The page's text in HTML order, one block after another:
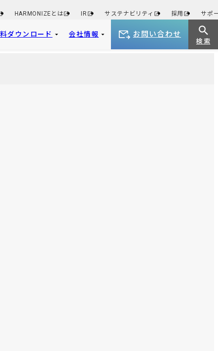
HARMONIZEとは IR サステナビリティ 採用 サポ
ダウンロード 会社情報 お問い合わせ
検 索